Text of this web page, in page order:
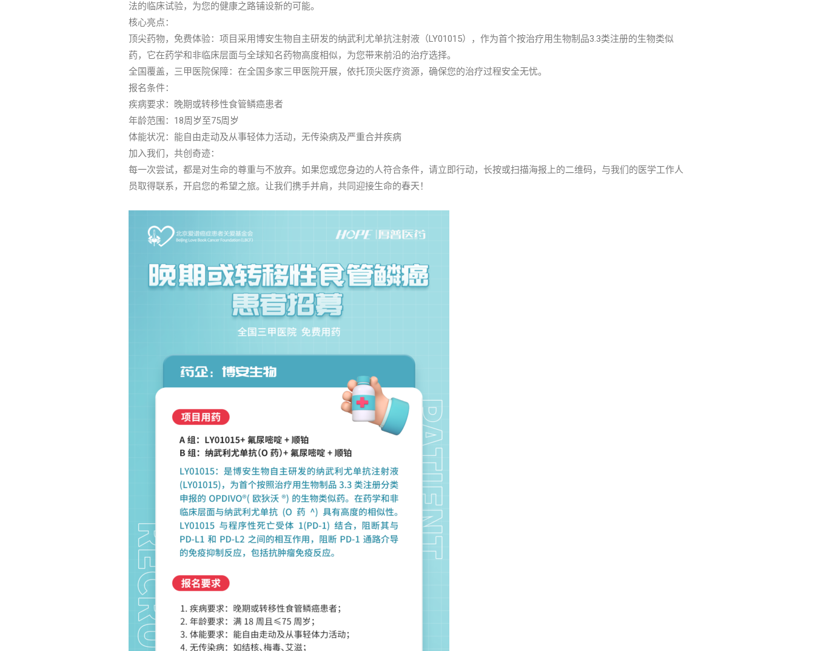
法的临床试验，为您的健康之路铺设新的可能。
核心亮点：
顶尖药物，免费体验：项目采用博安生物自主研发的纳武利尤单抗注射液（LY01015），作为首个按治疗用生物制品3.3类注册的生物类似
药，它在药学和非临床层面与全球知名药物高度相似，为您带来前沿的治疗选择。
全国覆盖，三甲医院保障：在全国多家三甲医院开展，依托顶尖医疗资源，确保您的治疗过程安全无忧。
报名条件：
疾病要求：晚期或转移性食管鳞癌患者
年龄范围：18周岁至75周岁
体能状况：能自由走动及从事轻体力活动，无传染病及严重合并疾病
加入我们，共创奇迹：
每一次尝试，都是对生命的尊重与不放弃。如果您或您身边的人符合条件，请立即行动，长按或扫描海报上的二维码，与我们的医学工作人
员取得联系，开启您的希望之旅。让我们携手并肩，共同迎接生命的春天！